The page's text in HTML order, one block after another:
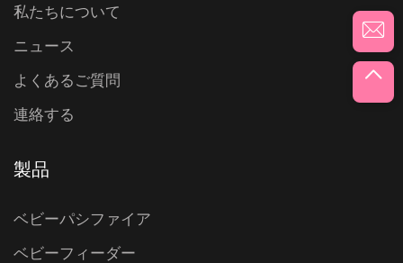
私たちについて
ニュース
よくあるご質問
連絡する
製品
ベビーパシファイア
ベビーフィーダー